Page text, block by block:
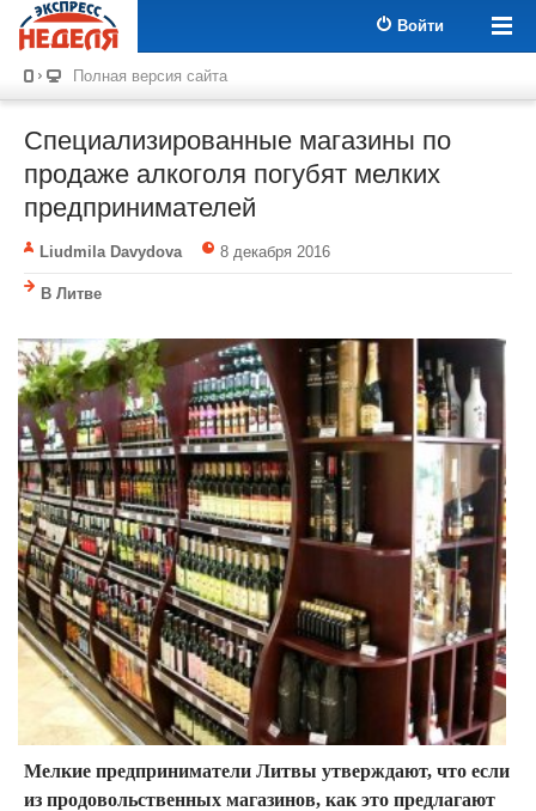
Войти
Полная версия сайта
Специализированные магазины по
продаже алкоголя погубят мелких
предпринимателей
Liudmila Davydova 8 декабря 2016
В Литве
Мелкие предприниматели Литвы утверждают, что если
из продовольственных магазинов, как это предлагают